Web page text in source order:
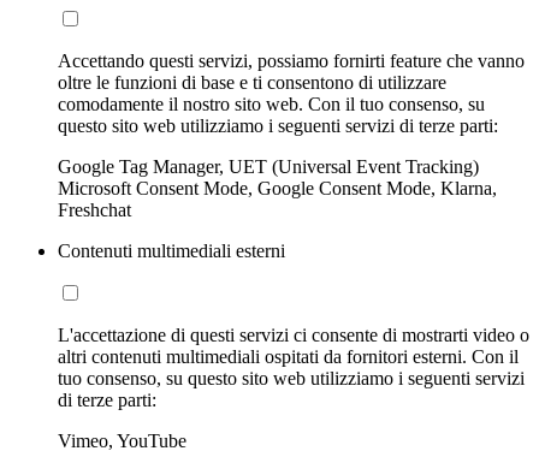
Accettando questi servizi, possiamo fornirti feature che vanno
oltre le funzioni di base e ti consentono di utilizzare
comodamente il nostro sito web. Con il tuo consenso, su
questo sito web utilizziamo i seguenti servizi di terze parti:
Google Tag Manager, UET (Universal Event Tracking)
Microsoft Consent Mode, Google Consent Mode, Klarna,
Freshchat
Contenuti multimediali esterni
L'accettazione di questi servizi ci consente di mostrarti video o
altri contenuti multimediali ospitati da fornitori esterni. Con il
tuo consenso, su questo sito web utilizziamo i seguenti servizi
di terze parti:
Vimeo, YouTube